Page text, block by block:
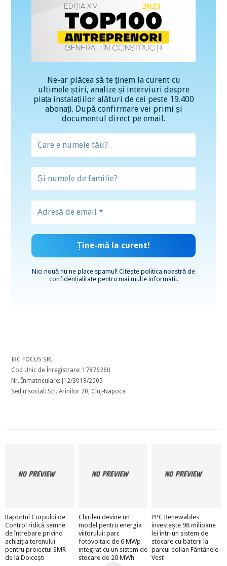
Ne-ar plăcea să te ținem la curent cu
ultimele știri, analize și interviuri despre
piața instalațiilor alături de cei peste 19.400
abonați. După confirmare vei primi și
documentul direct pe email.
Nici nouă nu ne place spamul! Citește politica noastră de
confidențialitatepentru mai multe informații.
IBC FOCUS SRL
Cod Unic de Înregistrare: 17876260
Nr. Înmatriculare: J12/3019/2005
Sediu social: Str. Arinilor 20, Cluj-Napoca
Raportul Corpului de
Control ridică semne
de întrebare privind
achiziția terenului
pentru proiectul SMR
de la Doicești
Chirileu devine un
model pentru energia
viitorului: parc
fotovoltaic de 6 MWp
integrat cu un sistem de
stocare de 20 MWh
PPC Renewables
investește 98 milioane
lei într-un sistem de
stocare cu baterii la
parcul eolian Fântânele
Vest